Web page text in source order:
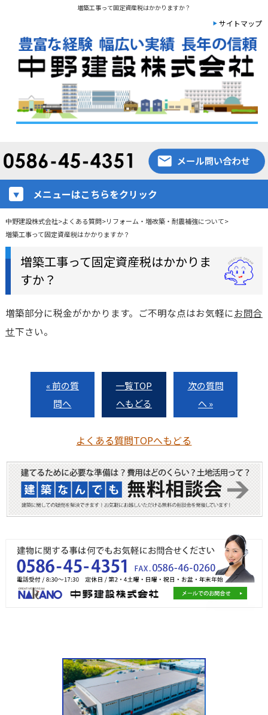
増築工事って固定資産税はかかりますか？
サイトマップ
メニューはこちらをクリック
中野建設株式会社>よくある質問>リフォーム・増改築・耐震補強について>
増築工事って固定資産税はかかりますか？
増築工事って固定資産税はかかりま
すか？
増築部分に税金がかかります。ご不明な点はお気軽にお問合
せ下さい。
« 前の質
問へ
一覧TOP
へもどる
次の質問
へ »
よくある質問TOPへもどる